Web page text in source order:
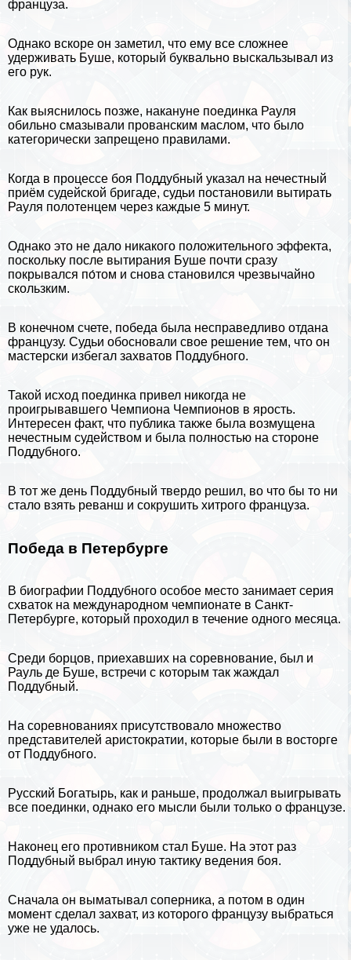
француза.
Однако вскоре он заметил, что ему все сложнее
удерживать Буше, который буквально выскальзывал из
его рук.
Как выяснилось позже, накануне поединка Рауля
обильно смазывали прованским маслом, что было
категорически запрещено правилами.
Когда в процессе боя Поддубный указал на нечестный
приём судейской бригаде, судьи постановили вытирать
Рауля полотенцем через каждые 5 минут.
Однако это не дало никакого положительного эффекта,
поскольку после вытирания Буше почти сразу
покрывался по́том и снова становился чрезвычайно
скользким.
В конечном счете, победа была несправедливо отдана
французу. Судьи обосновали свое решение тем, что он
мастерски избегал захватов Поддубного.
Такой исход поединка привел никогда не
проигрывавшего Чемпиона Чемпионов в ярость.
Интересен факт, что публика также была возмущена
нечестным судейством и была полностью на стороне
Поддубного.
В тот же день Поддубный твердо решил, во что бы то ни
стало взять реванш и сокрушить хитрого француза.
Победа в Петербурге
В биографии Поддубного особое место занимает серия
схваток на международном чемпионате в Санкт-
Петербурге, который проходил в течение одного месяца.
Среди борцов, приехавших на соревнование, был и
Рауль де Буше, встречи с которым так жаждал
Поддубный.
На соревнованиях присутствовало множество
представителей аристократии, которые были в восторге
от Поддубного.
Русский Богатырь, как и раньше, продолжал выигрывать
все поединки, однако его мысли были только о французе.
Наконец его противником стал Буше. На этот раз
Поддубный выбрал иную тактику ведения боя.
Сначала он выматывал соперника, а потом в один
момент сделал захват, из которого французу выбраться
уже не удалось.